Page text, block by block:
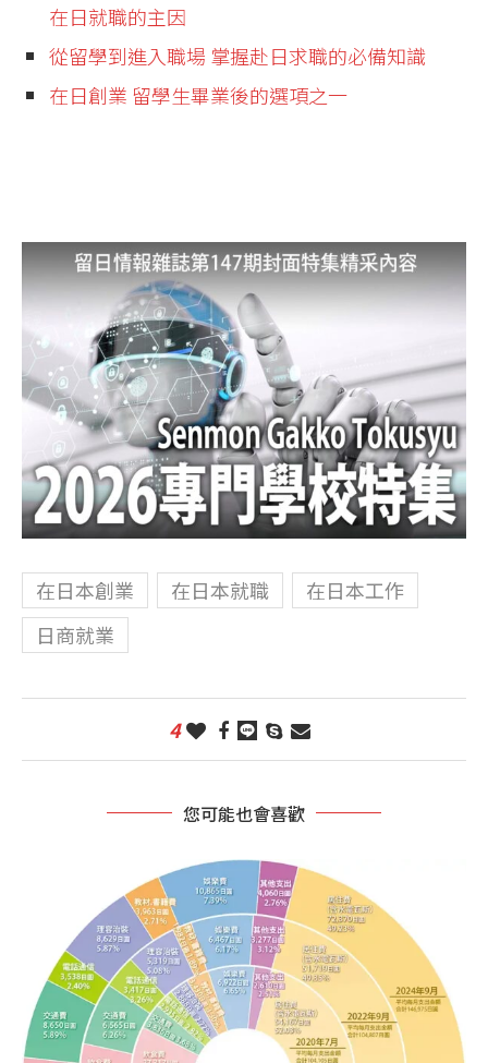
在日就職的主因
從留學到進入職場 掌握赴日求職的必備知識
在日創業 留學生畢業後的選項之一
在日本創業 在日本就職
在日本工作
日商就業
4
您可能也會喜歡